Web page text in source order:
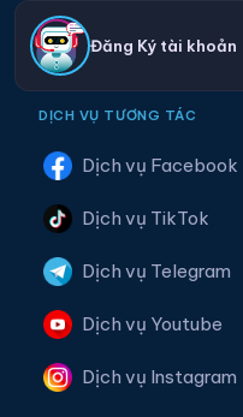
Đăng Ký tài khoản
DỊCH VỤ TƯƠNG TÁC
Dịch vụ Facebook
Dịch vụ TikTok
Dịch vụ Telegram
Dịch vụ Youtube
Dịch vụ Instagram
ĐĂNG NHẬP HỆ THỐNG
Tên tài khoản
Mật khẩu